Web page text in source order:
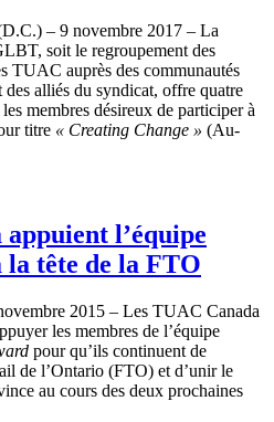
– 9 novembre 2017 – La
soit le regroupement des
TUAC auprès des communautés
alliés du syndicat, offre quatre
membres désireux de participer à
titre « Creating Change » (Au-
l’équipe
tête de la FTO
2015 – Les TUAC Canada
les membres de l’équipe
pour qu’ils continuent de
de l’Ontario (FTO) et d’unir le
au cours des deux prochaines